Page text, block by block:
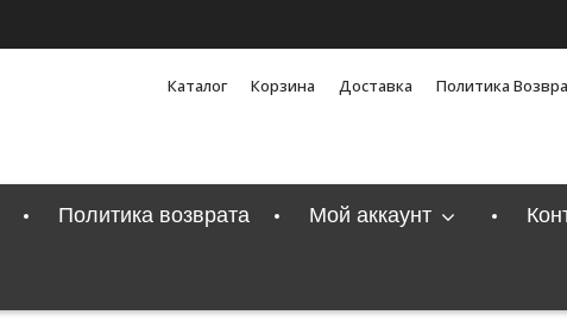
Каталог Корзина Доставка Политика
Политика возврата Мой аккаунт